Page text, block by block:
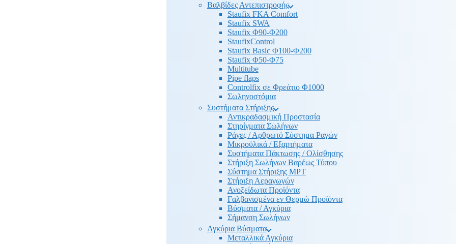
Βαλβίδες Αντεπιστροφής
Staufix FKA Comfort
Staufix SWA
Staufix Φ90-Φ200
StaufixControl
Staufix Basic Φ100-Φ200
Staufix Φ50-Φ75
Multitube
Pipe flaps
Controlfix σε Φρεάτιο Φ1000
Σωληνοστόμια
Συστήματα Στήριξης
Αντικραδασμική Προστασία
Στηρίγματα Σωλήνων
Ράγες / Αρθρωτό Σύστημα Ραγών
Μικροϋλικά / Εξαρτήματα
Συστήματα Πάκτωσης / Ολίσθησης
Στήριξη Σωλήνων Βαρέως Τύπου
Σύστημα Στήριξης MPT
Στήριξη Αεραγωγών
Ανοξείδωτα Προϊόντα
Γαλβανισμένα εν Θερμώ Προϊόντα
Βύσματα / Αγκύρια
Σήμανση Σωλήνων
Αγκύρια Βύσματα
Μεταλλικά Αγκύρια